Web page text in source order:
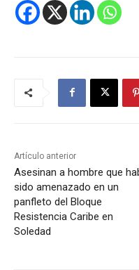
Artículo anterior
Asesinan a hombre que
sido amenazado en un
panfleto del Bloque
Resistencia Caribe en
Soledad